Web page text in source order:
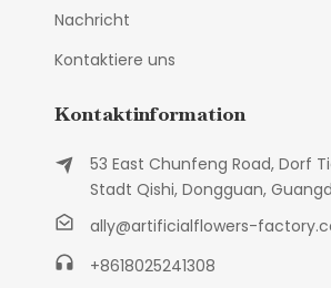
Nachricht
Kontaktiere uns
Kontaktinformation
53 East Chunfeng Road, Dorf
Stadt Qishi, Dongguan,
ally@artificialflowers-
+8618025241308